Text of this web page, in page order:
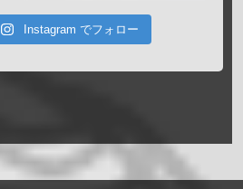
Instagram でフォロー